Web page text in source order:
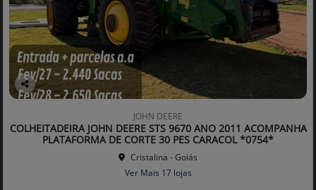
Co
arti
lhe
JOHN DEERE
COLHEITADEIRA JOHN DEERE STS 9670 ANO 2011 ACOMPANHA
PLATAFORMA DE CORTE 30 PES CARACOL *0754*
Cristalina - Goiás
Ver Mais 17 lojas